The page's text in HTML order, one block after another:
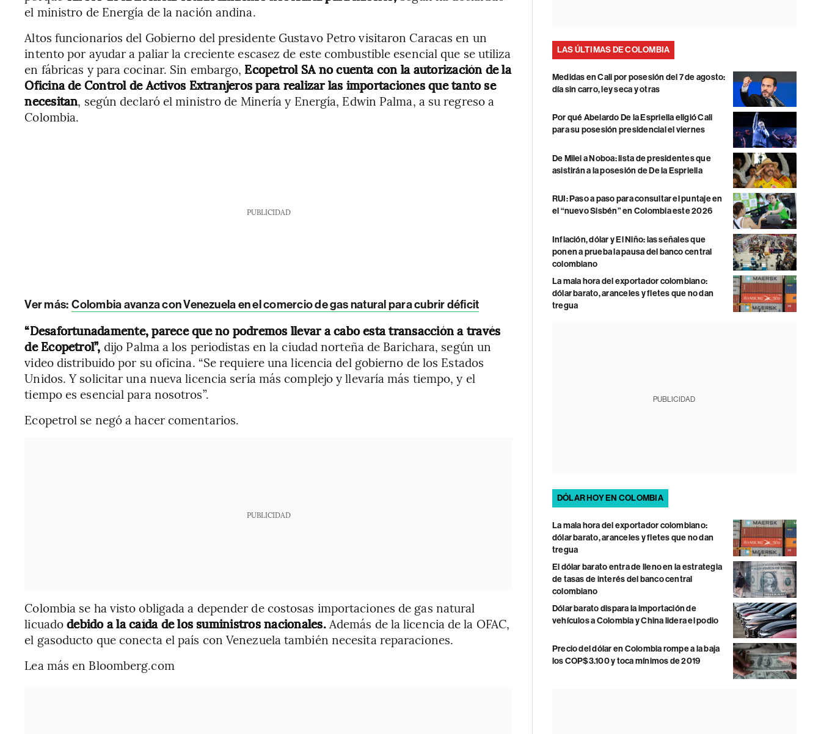
el ministro de Energía de la nación andina.
Altos funcionarios del Gobierno del presidente Gustavo Petro visitaron Caracas en un
intento por ayudar a paliar la creciente escasez de este combustible esencial que se utiliza
en fábricas y para cocinar. Sin embargo, Ecopetrol SA no cuenta con la autorización de la
Oficina de Control de Activos Extranjeros para realizar las importaciones que tanto se
necesitan, según declaró el ministro de Minería y Energía, Edwin Palma, a su regreso a
Colombia.
PUBLICIDAD
Ver más: Colombia avanza con Venezuela en el comercio de gas natural para cubrir déficit
“Desafortunadamente, parece que no podremos llevar a cabo esta transacción a través
de Ecopetrol”, dijo Palma a los periodistas en la ciudad norteña de Barichara, según un
video distribuido por su oficina. “Se requiere una licencia del gobierno de los Estados
Unidos. Y solicitar una nueva licencia sería más complejo y llevaría más tiempo, y el
tiempo es esencial para nosotros”.
Ecopetrol se negó a hacer comentarios.
PUBLICIDAD
Colombia se ha visto obligada a depender de costosas importaciones de gas natural
licuadodebido a la caída de los suministros nacionales.Además de la licencia de la OFAC,
el gasoducto que conecta el país con Venezuela también necesita reparaciones.
Lea más en Bloomberg.com
LAS ÚLTIMAS DE COLOMBIA
Medidas en Cali por posesión del 7 de agosto:
día sin carro, ley seca y otras
Por qué Abelardo De la Espriella eligió Cali
para su posesión presidencial el viernes
De Milei a Noboa: lista de presidentes que
asistirán a la posesión de De la Espriella
RUI: Paso a paso para consultar el puntaje en
el “nuevo Sisbén” en Colombia este 2026
Inflación, dólar y El Niño: las señales que
ponen a prueba la pausa del banco central
colombiano
La mala hora del exportador colombiano:
dólar barato, aranceles y fletes que no dan
tregua
PUBLICIDAD
DÓLAR HOY EN COLOMBIA
La mala hora del exportador colombiano:
dólar barato, aranceles y fletes que no dan
tregua
El dólar barato entra de lleno en la estrategia
de tasas de interés del banco central
colombiano
Dólar barato dispara la importación de
vehículos a Colombia y China lidera el podio
Precio del dólar en Colombia rompe a la baja
los COP$3.100 y toca mínimos de 2019